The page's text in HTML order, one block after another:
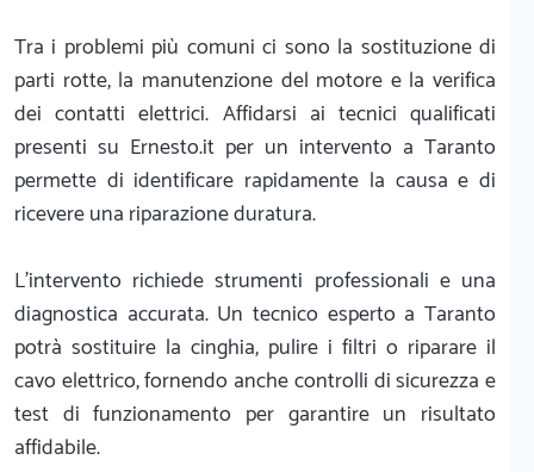
Tra i problemi più comuni ci sono la sostituzione di
parti rotte, la manutenzione del motore e la verifica
dei contatti elettrici. Affidarsi ai tecnici qualificati
presenti su Ernesto.it per un intervento a Taranto
permette di identificare rapidamente la causa e di
ricevere una riparazione duratura.
L'intervento richiede strumenti professionali e una
diagnostica accurata. Un tecnico esperto a Taranto
potrà sostituire la cinghia, pulire i filtri o riparare il
cavo elettrico, fornendo anche controlli di sicurezza e
test di funzionamento per garantire un risultato
affidabile.